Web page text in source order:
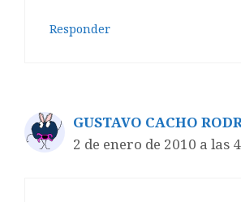
Responder
GUSTAVO CACHO
2 de enero de 2010 a las